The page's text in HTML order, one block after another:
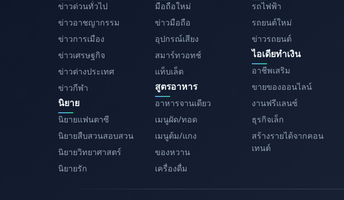
ข่าวด่วนทั่วไป
ข่าวอาชญากรรม
ข่าวการเมือง
ข่าวเศรษฐกิจ
ข่าวต่างประเทศ
ข่าวกีฬา
นิยาย
นิยายแฟนตาซี
นิยายสืบสวนสอบสวน
นิยายวิทยาศาสตร์
นิยายรัก
มือถือใหม่
ข่าวมือถือ
อุปกรณ์เสียง
สมาร์ทวอทช์
แท็บเล็ต
สูตรอาหาร
อาหารจานเดียว
เมนูผัด/ทอด
เมนูต้ม/แกง
ของหวาน
เครื่องดื่ม
รถไฟฟ้า
รถยนต์ใหม่
ข่าวรถยนต์
ไอเดียทำเงิน
อาชีพเสริม
ขายของออนไลน์
งานฟรีแลนซ์
ธุรกิจเล็ก
สร้างรายได้จากคอน
เทนต์